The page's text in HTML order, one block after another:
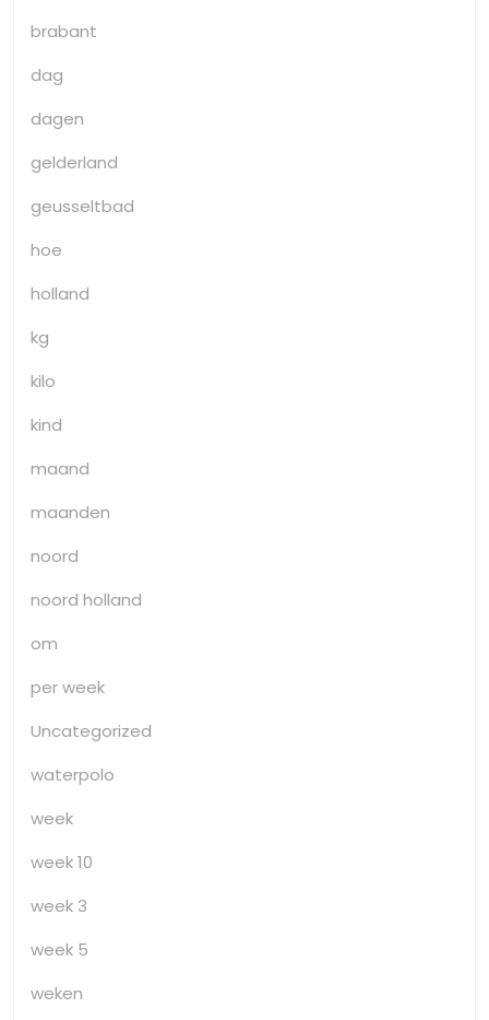
brabant
dag
dagen
gelderland
geusseltbad
hoe
holland
kg
kilo
kind
maand
maanden
noord
noord holland
om
per week
Uncategorized
waterpolo
week
week 10
week 3
week 5
weken